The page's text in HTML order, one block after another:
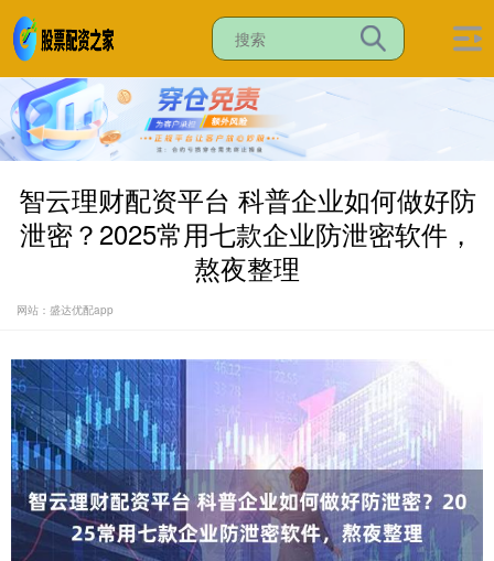
智云理财配资平台 科普企业如何做好防
泄密？2025常用七款企业防泄密软件，
熬夜整理
网站：盛达优配app